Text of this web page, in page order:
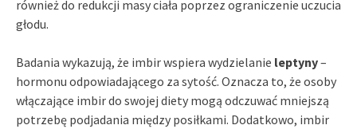
również do redukcji masy ciała poprzez ograniczenie uczucia
głodu.
Badania wykazują, że imbir wspiera wydzielanie leptyny–
hormonu odpowiadającego za sytość. Oznacza to, że osoby
włączające imbir do swojej diety mogą odczuwać mniejszą
potrzebę podjadania między posiłkami. Dodatkowo, imbir